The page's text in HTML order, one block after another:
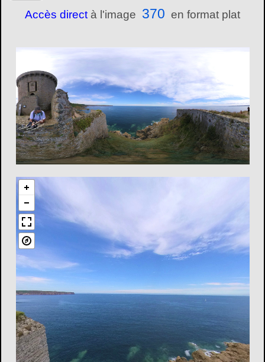
Accès direct à l'image 370 en format plat